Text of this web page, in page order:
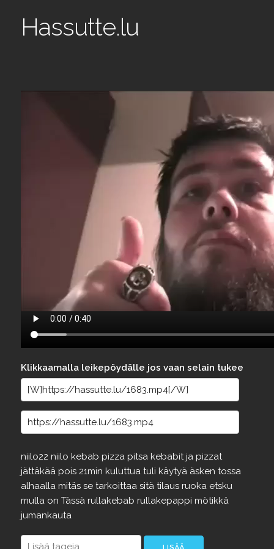
Hassutte.lu
Klikkaamalla leikepöydälle jos vaan selain tukee
niilo22 niilo kebab pizza pitsa kebabit ja pizzat
jättäkää pois 21min kuluttua tuli käytyä äsken tossa
alhaalla mitäs se tarkoittaa sitä tilaus ruoka etsku
mulla on Tässä rullakebab rullakepappi mötikkä
jumankauta